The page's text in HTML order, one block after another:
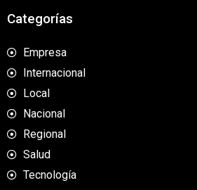
Categorías
Empresa
Internacional
Local
Nacional
Regional
Salud
Tecnología